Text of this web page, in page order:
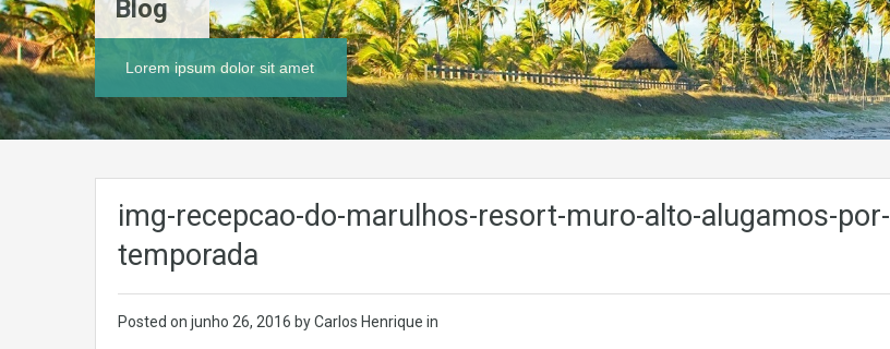
Blog
Lorem ipsum dolor sit amet
img-recepcao-do-marulhos-resort-muro-alto-alugamos-por-
temporada
Posted on junho 26, 2016 by Carlos Henrique in